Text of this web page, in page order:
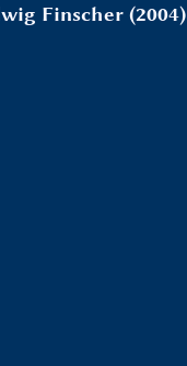
Finscher (2004)